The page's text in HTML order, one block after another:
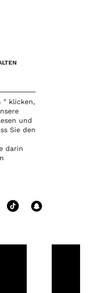
" klicken,
und
Sie den
darin
facebook
uns
Sie uns
Folgen Sie
Folgen